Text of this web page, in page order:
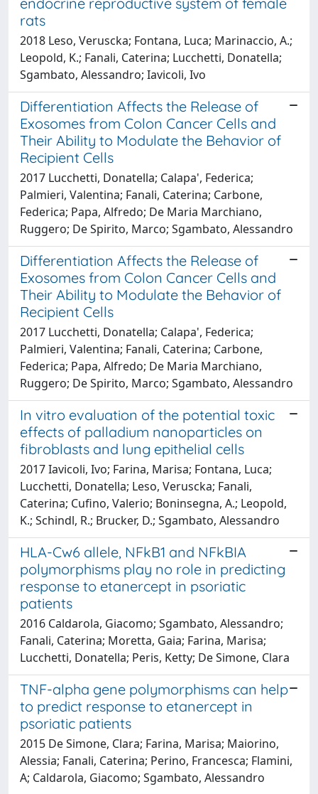
rats
2018 Leso, Veruscka; Fontana, Luca; Marinaccio, A.;
Leopold, K.; Fanali, Caterina; Lucchetti, Donatella;
Sgambato, Alessandro; Iavicoli, Ivo
Differentiation Affects the Release of
Exosomes from Colon Cancer Cells and
Their Ability to Modulate the Behavior of
Recipient Cells
2017 Lucchetti, Donatella; Calapa', Federica;
Palmieri, Valentina; Fanali, Caterina; Carbone,
Federica; Papa, Alfredo; De Maria Marchiano,
Ruggero; De Spirito, Marco; Sgambato, Alessandro
Differentiation Affects the Release of
Exosomes from Colon Cancer Cells and
Their Ability to Modulate the Behavior of
Recipient Cells
2017 Lucchetti, Donatella; Calapa', Federica;
Palmieri, Valentina; Fanali, Caterina; Carbone,
Federica; Papa, Alfredo; De Maria Marchiano,
Ruggero; De Spirito, Marco; Sgambato, Alessandro
In vitro evaluation of the potential toxic
effects of palladium nanoparticles on
fibroblasts and lung epithelial cells
2017 Iavicoli, Ivo; Farina, Marisa; Fontana, Luca;
Lucchetti, Donatella; Leso, Veruscka; Fanali,
Caterina; Cufino, Valerio; Boninsegna, A.; Leopold,
K.; Schindl, R.; Brucker, D.; Sgambato, Alessandro
HLA-Cw6 allele, NFkB1 and NFkBIA
polymorphisms play no role in predicting
response to etanercept in psoriatic
patients
2016 Caldarola, Giacomo; Sgambato, Alessandro;
Fanali, Caterina; Moretta, Gaia; Farina, Marisa;
Lucchetti, Donatella; Peris, Ketty; De Simone, Clara
TNF-alpha gene polymorphisms can help
to predict response to etanercept in
psoriatic patients
2015 De Simone, Clara; Farina, Marisa; Maiorino,
Alessia; Fanali, Caterina; Perino, Francesca; Flamini,
A; Caldarola, Giacomo; Sgambato, Alessandro